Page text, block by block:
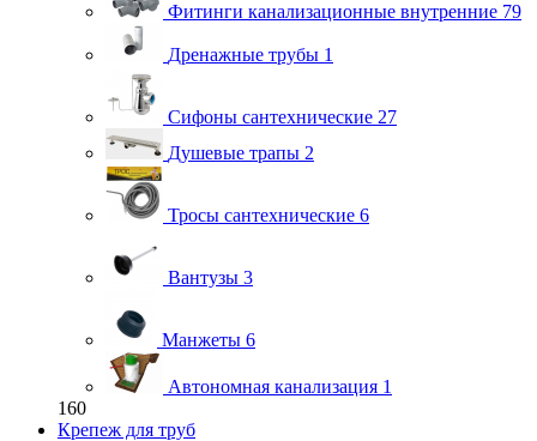
Фитинги канализационные внутренние 79
Дренажные трубы 1
Сифоны сантехнические 27
Душевые трапы 2
Тросы сантехнические 6
Вантузы 3
Манжеты 6
Автономная канализация 1
160
Крепеж для труб